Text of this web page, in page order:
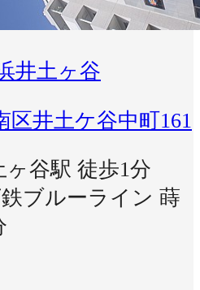
井土ヶ谷
区井土ケ谷中町161
谷駅 徒歩1分
ブルーライン 蒔